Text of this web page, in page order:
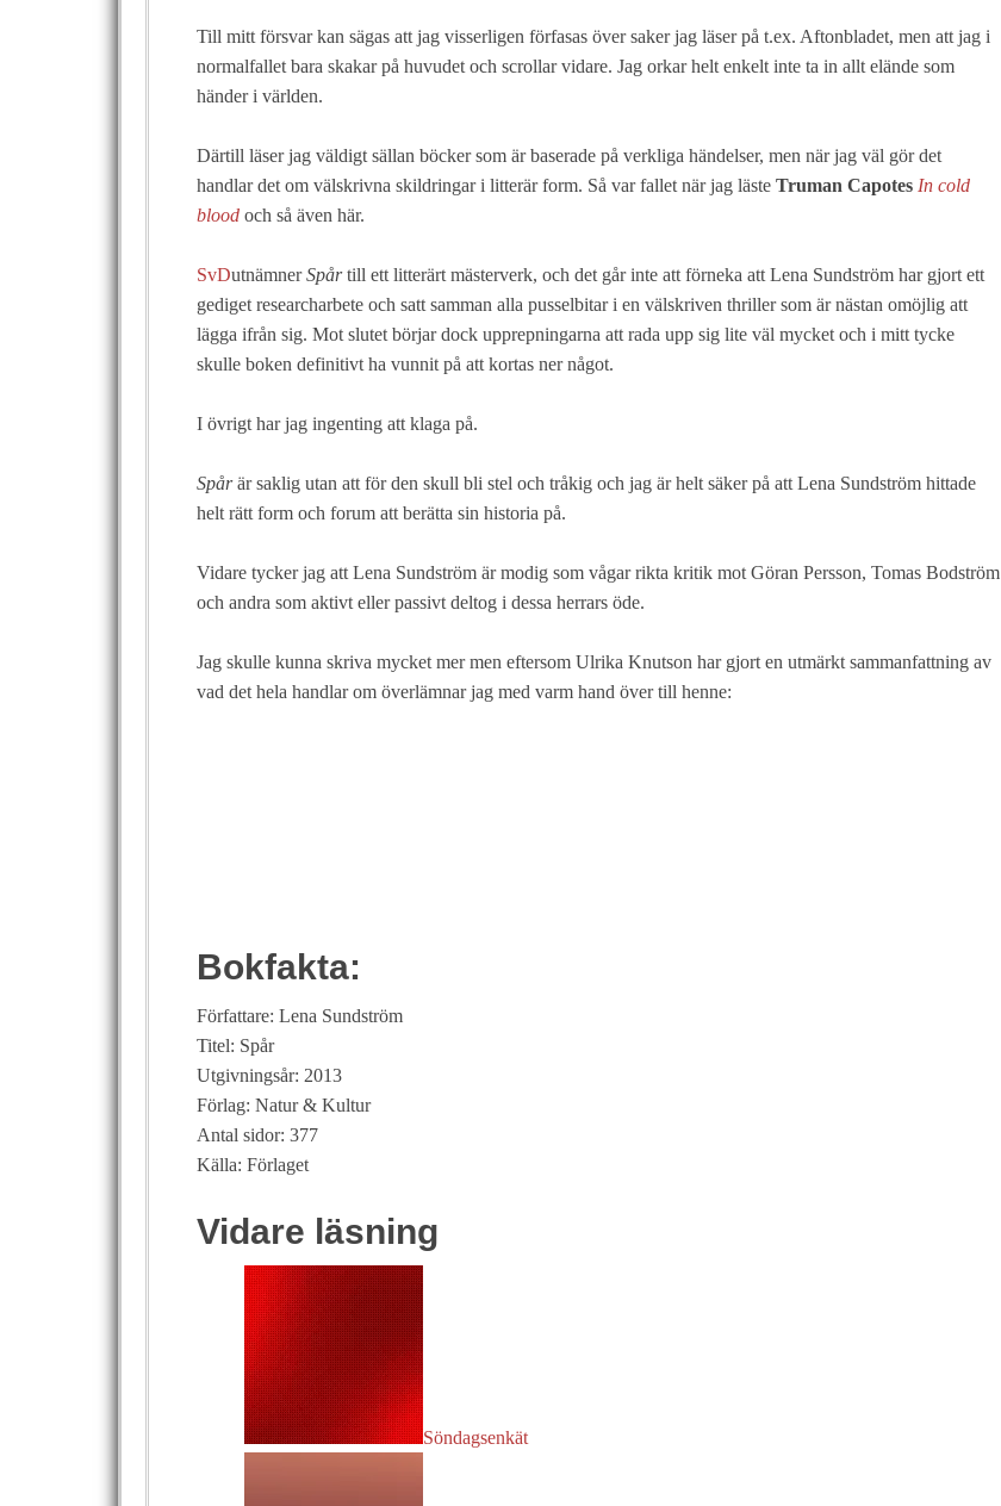
Till mitt försvar kan sägas att jag visserligen förfasas över saker jag läser på t.ex. Aftonbladet, men att jag i
normalfallet bara skakar på huvudet och scrollar vidare. Jag orkar helt enkelt inte ta in allt elände som
händer i världen.
Därtill läser jag väldigt sällan böcker som är baserade på verkliga händelser, men när jag väl gör det
handlar det om välskrivna skildringar i litterär form. Så var fallet när jag läste Truman Capotes In cold
blood och så även här.
SvDutnämnerSpårtill ett litterärt mästerverk, och det går inte att förneka att Lena Sundström har gjort ett
gediget researcharbete och satt samman alla pusselbitar i en välskriven thriller som är nästan omöjlig att
lägga ifrån sig. Mot slutet börjar dock upprepningarna att rada upp sig lite väl mycket och i mitt tycke
skulle boken definitivt ha vunnit på att kortas ner något.
I övrigt har jag ingenting att klaga på.
Spårär saklig utan att för den skull bli stel och tråkig och jag är helt säker på att Lena Sundström hittade
helt rätt form och forum att berätta sin historia på.
Vidare tycker jag att Lena Sundström är modig som vågar rikta kritik mot Göran Persson, Tomas Bodström
och andra som aktivt eller passivt deltog i dessa herrars öde.
Jag skulle kunna skriva mycket mer men eftersom Ulrika Knutson har gjort en utmärkt sammanfattning av
vad det hela handlar om överlämnar jag med varm hand över till henne:
Bokfakta:
Författare: Lena Sundström
Titel: Spår
Utgivningsår: 2013
Förlag: Natur & Kultur
Antal sidor: 377
Källa: Förlaget
Vidare läsning
Söndagsenkät